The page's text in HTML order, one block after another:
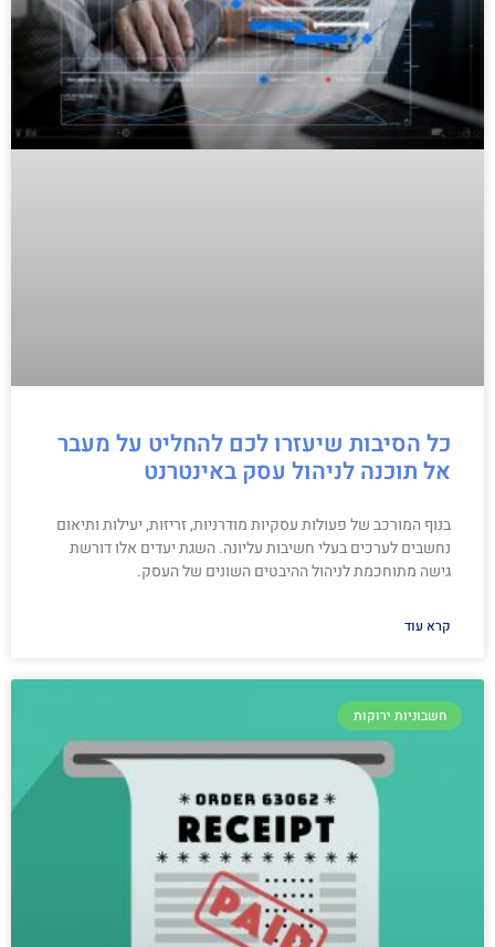
כל הסיבות שיעזרו לכם להחליט על מעבר
אל תוכנה לניהול עסק באינטרנט
בנוף המורכב של פעולות עסקיות מודרניות, זריזות, יעילות ותיאום
נחשבים לערכים בעלי חשיבות עליונה. השגת יעדים אלו דורשת
גישה מתוחכמת לניהול ההיבטים השונים של העסק.
קרא עוד
חשבוניות ירוקות